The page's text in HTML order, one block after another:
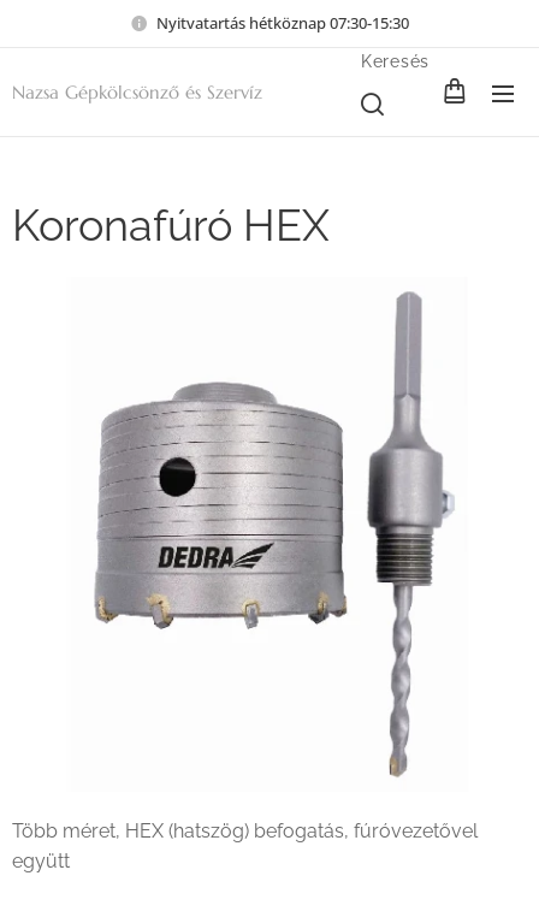
Nyitvatartás hétköznap 07:30-15:30
Nazsa Gépkölcsönző és Szervíz
Keresés
Koronafúró HEX
Több méret, HEX (hatszög) befogatás, fúróvezetővel
együtt